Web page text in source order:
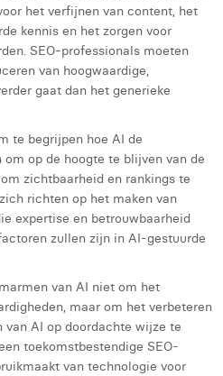
het verfijnen van content, het
kennis en het zorgen voor
SEO-professionals moeten
van hoogwaardige,
gaat dan het generieke
te begrijpen hoe AI de
op de hoogte te blijven van de
zichtbaarheid en rankings te
richten op het maken van
expertise en betrouwbaarheid
zullen zijn in AI-gestuurde
van AI niet om het
maar om het verbeteren
van AI op doordachte wijze te
toekomstbestendige SEO-
van technologie voor